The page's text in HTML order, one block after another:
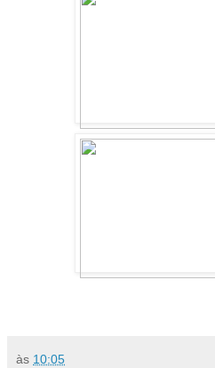
às 10:05